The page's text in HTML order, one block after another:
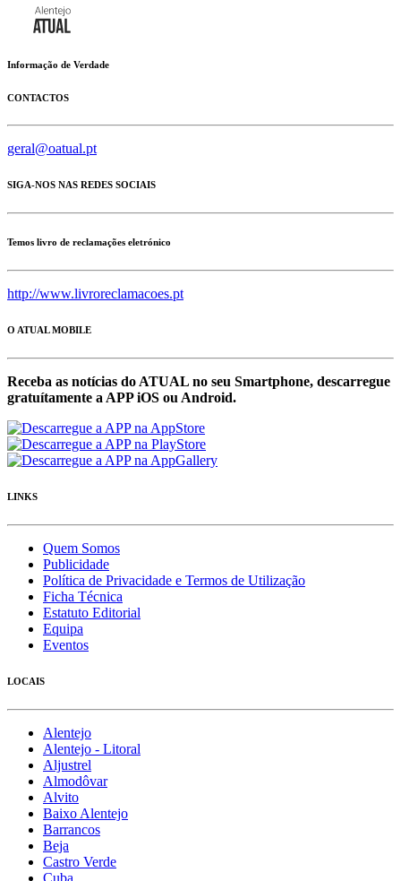
Informação de Verdade
CONTACTOS
geral@oatual.pt
SIGA-NOS NAS REDES SOCIAIS
Temos livro de reclamações eletrónico
http://www.livroreclamacoes.pt
O ATUAL MOBILE
Receba as notícias do ATUAL no seu Smartphone, descarregue
gratuítamente a APP iOS ou Android.
LINKS
Quem Somos
Publicidade
Política de Privacidade e Termos de Utilização
Ficha Técnica
Estatuto Editorial
Equipa
Eventos
LOCAIS
Alentejo
Alentejo - Litoral
Aljustrel
Almodôvar
Alvito
Baixo Alentejo
Barrancos
Beja
Castro Verde